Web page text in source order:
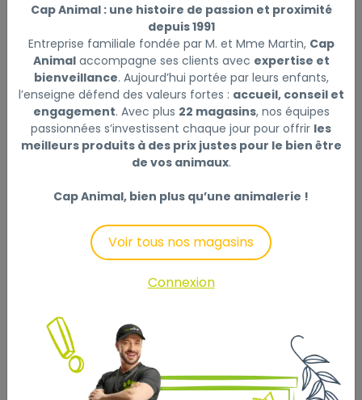
Distributeur automatique pet feeder
Réf : 3469980026412
Distributeur automatique pet feederLire la suite
Choisir mon magasin Sélectionner
Livraison à domicile (offerte dès
Non disponible en ligne
Description Laisser un avis
Distributeur de croquettes programmable et
sécurisé sur batterie
Cap Animal : une histoire de passion et proximité
depuis 1991
Entreprise familiale fondée par M. et Mme Martin, Cap
Animalaccompagne ses clients avec expertise et
bienveillance. Aujourd’hui portée par leurs enfants,
l’enseigne défend des valeurs fortes : accueil, conseil et
engagement. Avec plus 22 magasins, nos équipes
passionnées s’investissent chaque jour pour offrir les
meilleurs produits à des prix justes pour le bien être
de vos animaux.
Cap Animal, bien plus qu’une animalerie !
Voir tous nos magasins
Connexion